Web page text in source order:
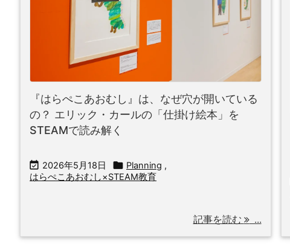
『はらぺこあおむし』は、なぜ穴が開いている
の？ エリック・カールの「仕掛け絵本」を
STEAMで読み解く
 2026年5月18日  Planning ,
はらぺこあおむし×STEAM教育
記事を読む ...